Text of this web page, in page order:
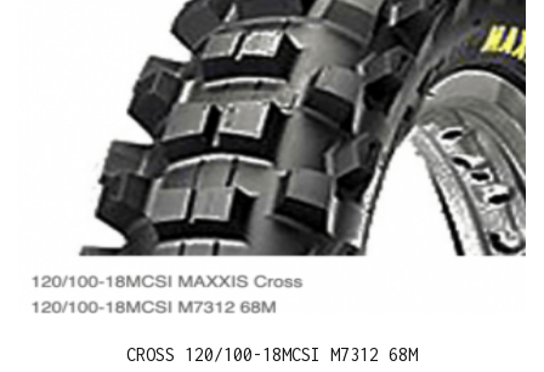
CROSS 120/100-18MCSI M7312 68M